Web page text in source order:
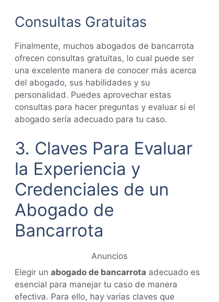
Consultas Gratuitas
Finalmente, muchos abogados de bancarrota
ofrecen consultas gratuitas, lo cual puede ser
una excelente manera de conocer más acerca
del abogado, sus habilidades y su
personalidad. Puedes aprovechar estas
consultas para hacer preguntas y evaluar si el
abogado sería adecuado para tu caso.
3. Claves Para Evaluar
la Experiencia y
Credenciales de un
Abogado de
Bancarrota
Anuncios
Elegir un abogado de bancarrota adecuado es
esencial para manejar tu caso de manera
efectiva. Para ello, hay varias claves que